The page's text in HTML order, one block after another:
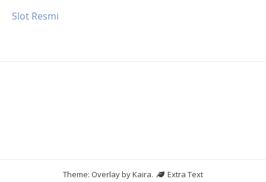
Slot Resmi
Theme: Overlay byKaira.
Extra Text